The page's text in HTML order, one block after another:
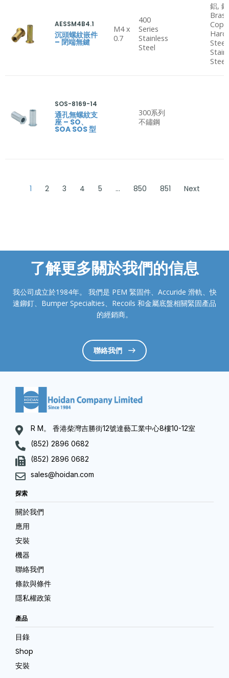
AESSM4B4.1
沉頭螺紋嵌件
– 閉端無鍵
M4 x
0.7
400
Series
Stainless
Steel
鋁,
Hard
Steel,
Steel
SOS-8169-14
通孔無螺紋支
座 – SO、
SOA SOS 型
300系列
不鏽鋼
1 2 3 4 5 … 850 851 Next
了解更多關於我們的信息
我公司成立於1984年。 我們是 PEM 緊固件、Accuride 滑軌、快
速鉚釘、Bumper Specialties、Recoils 和金屬底盤相關緊固產品
的經銷商。
聯絡我們
R M。 香港柴灣吉勝街12號達藝工業中心8樓10-12室
(852) 2896 0682
(852) 2896 0682
sales@hoidan.com
探索
關於我們
應用
安裝
機器
聯絡我們
條款與條件
隱私權政策
產品
目錄
Shop
安裝